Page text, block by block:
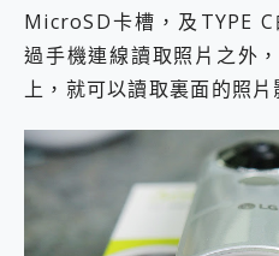
MicroSD卡槽，及TYPE
過手機連線讀取照片之外
上，就可以讀取裏面的照片